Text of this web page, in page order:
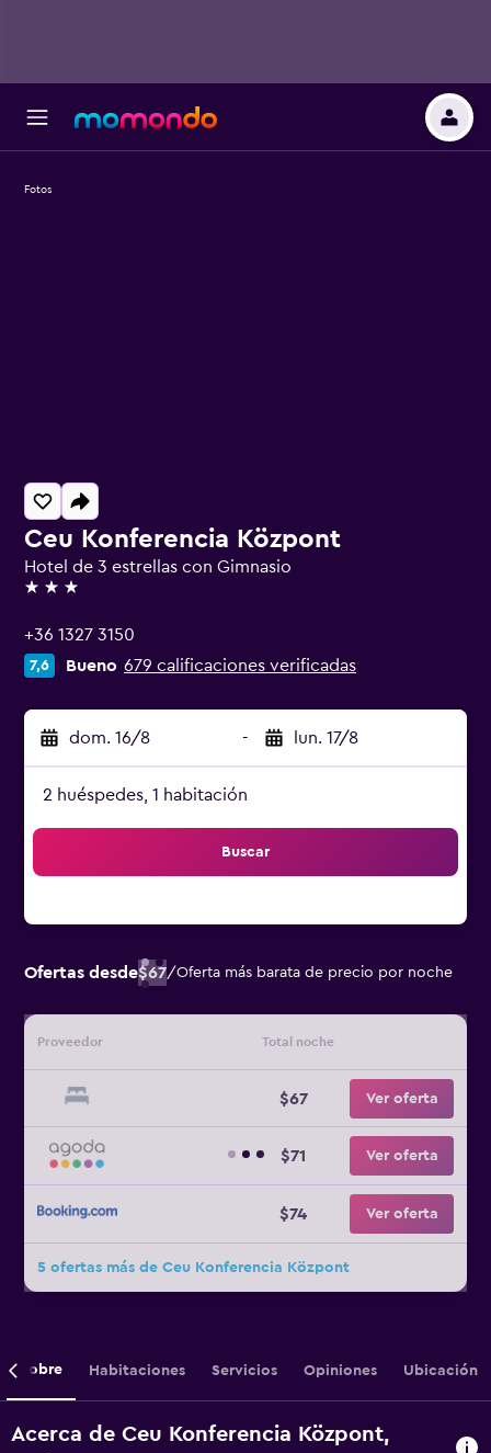
Ceu Konferencia Központ
Hotel de 3 estrellas con Gimnasio
3 estrellas
+36 1327 3150
7,6 Bueno 679 calificaciones verificadas
dom. 16/8 - lun. 17/8
2 huéspedes, 1 habitación
Buscar
Ofertas desde$67/Oferta más barata de precio por noche
Proveedor Total noche
$67 Ver oferta
$71 Ver oferta
$74 Ver oferta
5 ofertas más de Ceu Konferencia Központ
Fotos
Sobre Habitaciones Servicios Opiniones Ubicación
Acerca de Ceu Konferencia Központ,